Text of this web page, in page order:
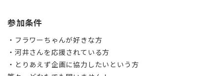
参加条件
・フラワーちゃんが好きな方
・河井さんを応援されている方
・とりあえず企画に協力したいという方